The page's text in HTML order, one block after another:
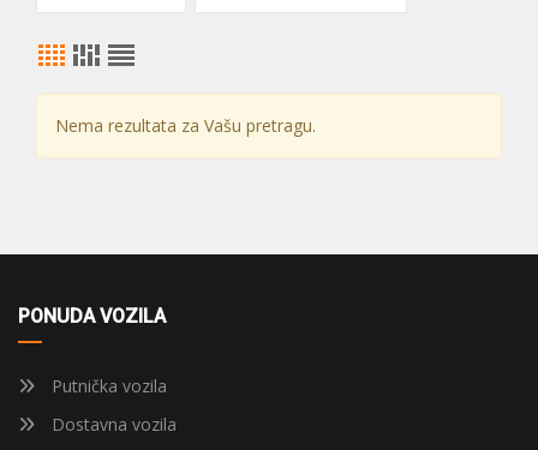
Nema rezultata za Vašu pretragu.
PONUDA VOZILA
Putnička vozila
Dostavna vozila